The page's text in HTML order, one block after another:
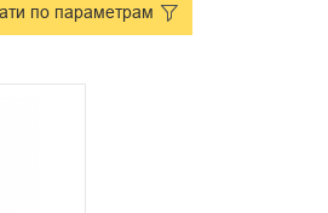
по параметрам